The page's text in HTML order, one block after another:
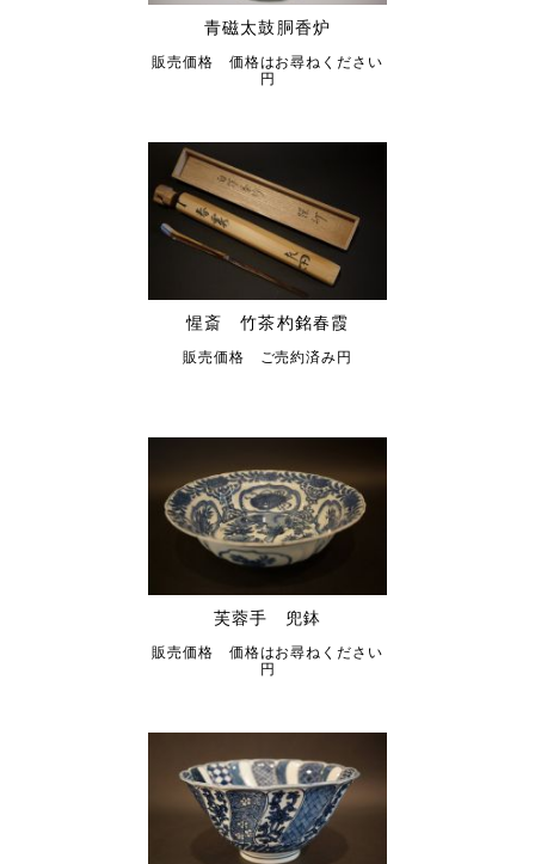
青磁太鼓胴香炉
販売価格 価格はお尋ねください
円
惺斎 竹茶杓銘春霞
販売価格 ご売約済み円
芙蓉手 兜鉢
販売価格 価格はお尋ねください
円